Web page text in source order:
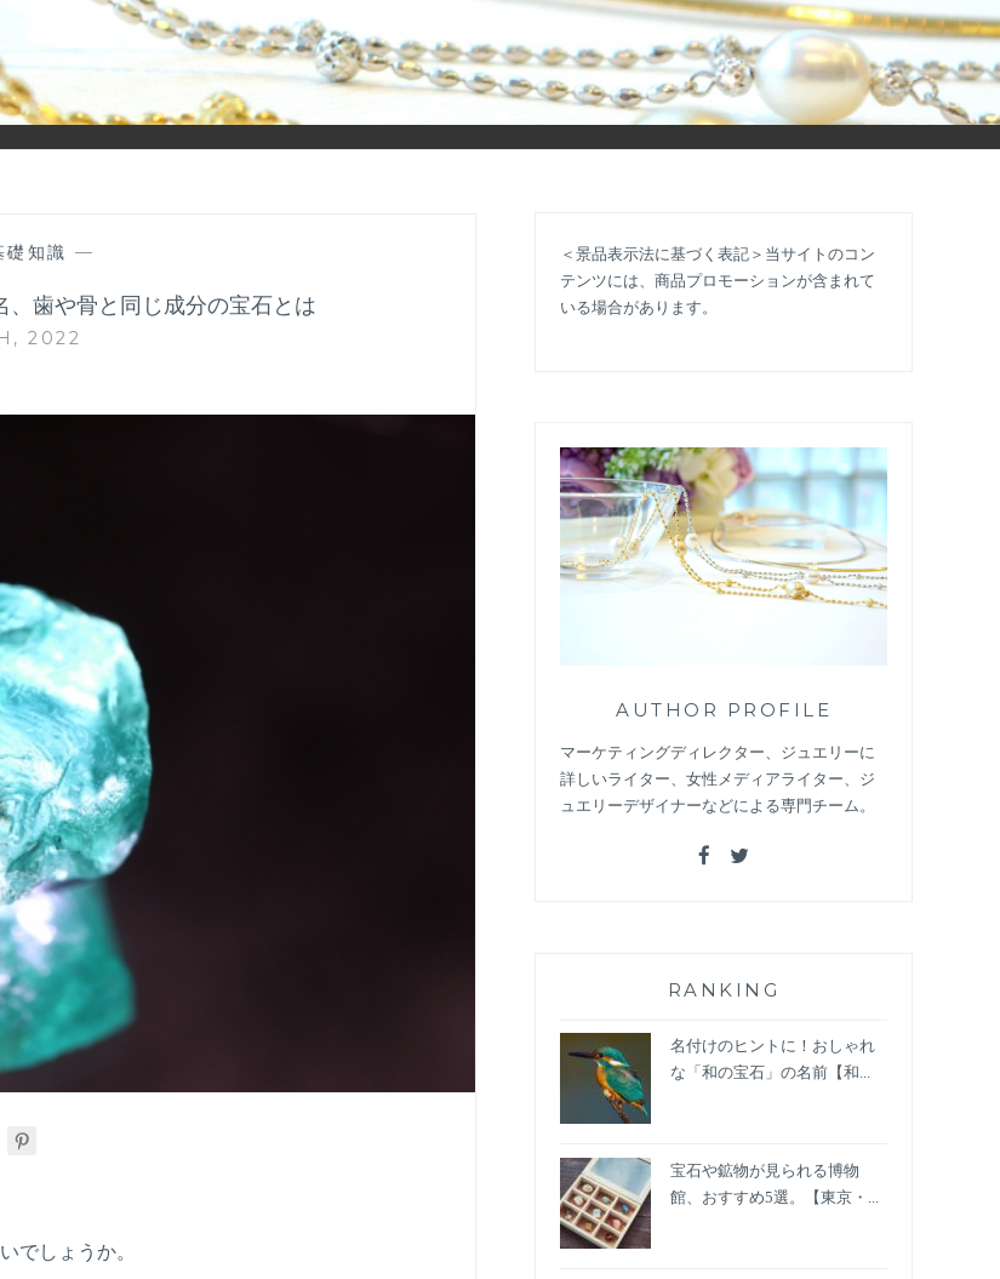
を楽しむ大人世代のためのWEBメディアです。 お役立ち情報やコラムで大人のおしゃれを応援します。
礎知識 —
、歯や骨と同じ成分の宝石とは
2022
でしょうか。
＜景品表示法に基づく表記＞当サイトのコン
テンツには、商品プロモーションが含まれて
いる場合があります。
AUTHOR PROFILE
マーケティングディレクター、ジュエリーに
詳しいライター、女性メディアライター、ジ
ュエリーデザイナーなどによる専門チーム。
RANKING
名付けのヒントに！おしゃれ
な「和の宝石」の名前【和...
宝石や鉱物が見られる博物
館、おすすめ5選。【東京・...